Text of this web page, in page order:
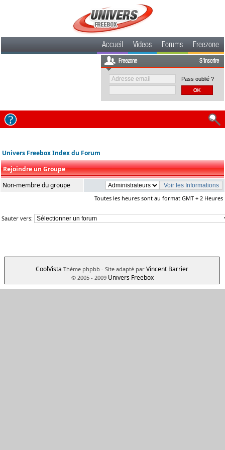
Accueil Videos Forums Freezone
Freezone S'inscrire
Pass oublié ?
Univers Freebox Index du Forum
Rejoindre un Groupe
Non-membre du groupe
Toutes les heures sont au format GMT + 2 Heures
Sauter vers:
CoolVista Thème phpbb - Site adapté par Vincent Barrier
© 2005 - 2009 Univers Freebox